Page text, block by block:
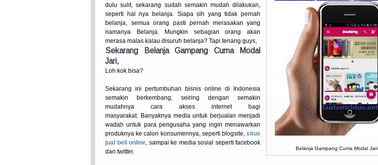
Belanja Gampang Cuma Modal Jari
dulu sulit, sekarang sudah semakin mudah dilakukan,
seperti hal nya belanja. Siapa sih yang tidak pernah
belanja, semua orang pasti pernah merasakan yang
namanya Belanja. Mungkin sebagian orang akan
merasa malas kalau disuruh belanja? Tapi tenang guys,
Sekarang
Belanja Gampang Cuma Modal
Jari,
Loh kok bisa?
Sekarang ini pertumbuhan bisnis online di Indonesia
semakin berkembang, seiring dengan semakin
mudahnya cara akses internet bagi
masyarakat. Banyaknya media untuk berjualan menjadi
wadah untuk para pengusaha yang ingin menawarkan
produknya ke calon konsumennya, seperti blogsite,situs
jual beli online , sampai ke media sosial seperti facebook
dan twitter.